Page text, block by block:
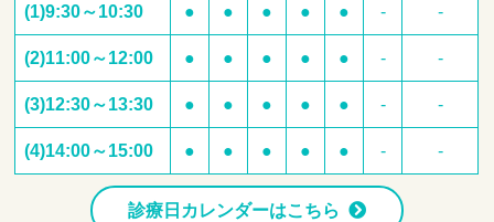
(1)9:30～10:30 ● ● ● ● ● - -
(2)11:00～12:00 ● ● ● ● ● - -
(3)12:30～13:30 ● ● ● ● ● - -
(4)14:00～15:00 ● ● ● ● ● - -
診療日カレンダーはこちら